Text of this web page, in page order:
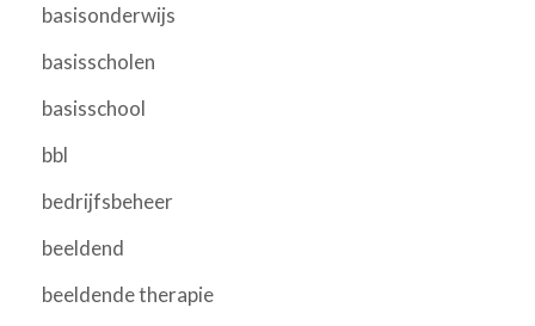
basisonderwijs
basisscholen
basisschool
bbl
bedrijfsbeheer
beeldend
beeldende therapie